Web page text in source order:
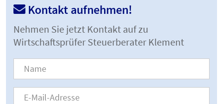
Kontakt aufnehmen!
Nehmen Sie jetzt Kontakt auf zu
Wirtschaftsprüfer Steuerberater Klement